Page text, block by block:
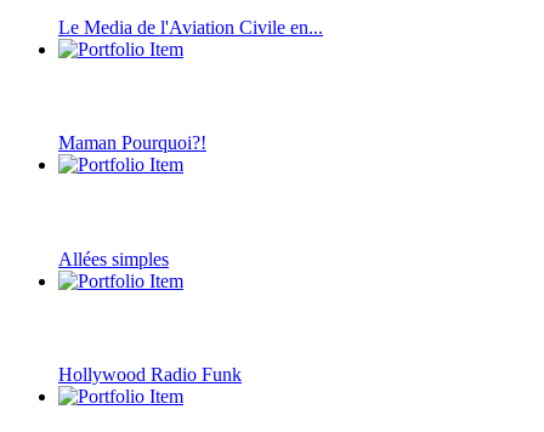
Le Media de l'Aviation Civile en...
Maman Pourquoi?!
Allées simples
Hollywood Radio Funk